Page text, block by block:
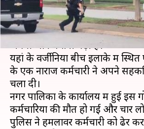
क्या है खबर?
अमेरिका में एक बार फिर गोलीबारी
अपनी जान गंवानी पड़ी है।
यहां के वर्जीनिया बीच इलाके में
के एक नाराज कर्मचारी ने अपने
चला दी।
नगर पालिका के कार्यालय में हुई इस
कर्मचारियों की मौत हो गई और चार
पुलिस ने हमलावर कर्मचारी को ढेर